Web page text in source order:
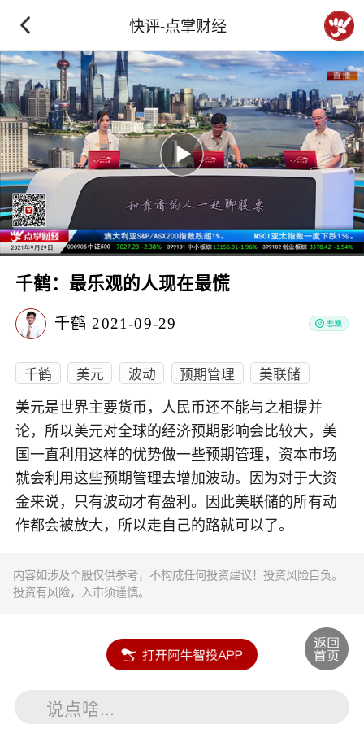
快评-点掌财经
千鹤：最乐观的人现在最慌
千鹤 2021-09-29
千鹤 美元 波动 预期管理 美联储
美元是世界主要货币，人民币还不能与之相提并
论，所以美元对全球的经济预期影响会比较大，美
国一直利用这样的优势做一些预期管理，资本市场
就会利用这些预期管理去增加波动。因为对于大资
金来说，只有波动才有盈利。因此美联储的所有动
作都会被放大，所以走自己的路就可以了。
内容如涉及个股仅供参考，不构成任何投资建议！投资风险自负。
投资有风险，入市须谨慎。
说点啥...